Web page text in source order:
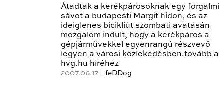
Átadtak a kerékpárosoknak egy forgalmi
sávot a budapesti Margit hídon, és az
ideiglenes bicikliút szombati avatásán
mozgalom indult, hogy a kerékpáros a
gépjárművekkel egyenrangú részvevő
legyen a városi közlekedésben.tovább a
hvg.hu híréhez
2007.06.17 | feDDog